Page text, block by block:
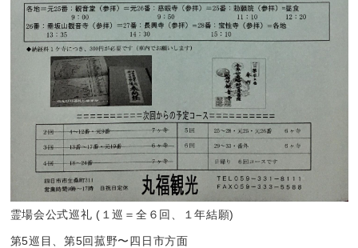
霊場会公式巡礼 (１巡＝全６回、１年結願)
第5巡目、第5回菰野〜四日市方面